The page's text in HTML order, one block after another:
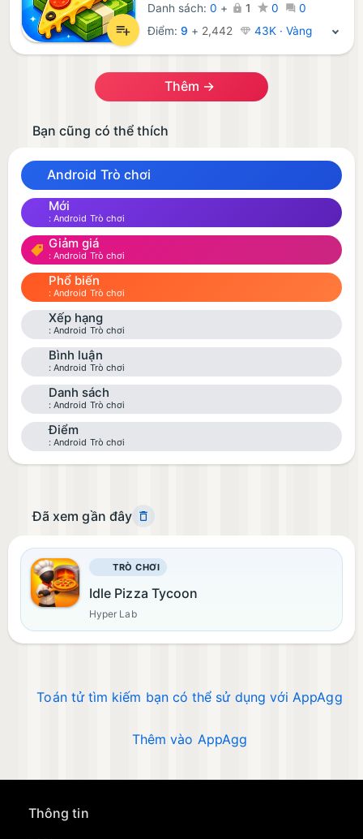
Danh sách:0 + 1 0
0
Điểm: 9 + 2,442 43K · Vàng
Thêm →
Bạn cũng có thể thích
Android Trò chơi
Mới
Android Trò chơi
Giảm giá
Android Trò chơi
Phổ biến
Android Trò chơi
Xếp hạng
Android Trò chơi
Bình luận
Android Trò chơi
Danh sách
Android Trò chơi
Điểm
Android Trò chơi
Đã xem gần đây
TRÒ CHƠI
Idle Pizza Tycoon
Hyper Lab
Toán tử tìm kiếm bạn có thể sử dụng với AppAgg
Thêm vào AppAgg
Thông tin